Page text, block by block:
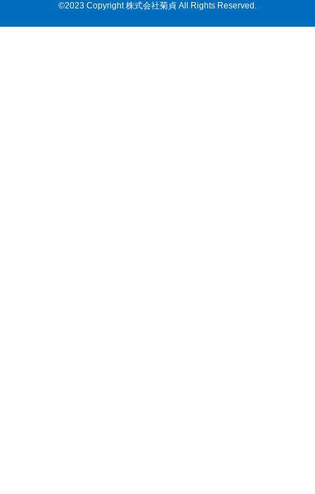
©2023 Copyright 株式会社菊貞 All Rights Reserved.